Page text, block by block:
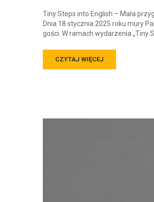
Tiny Steps into English – Mała
Dnia 18 stycznia 2025 roku mury
gości. W ramach wydarzenia „Tiny
CZYTAJ WIĘCEJ